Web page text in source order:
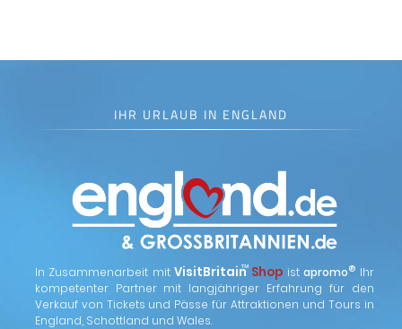
IHR URLAUB IN ENGLAND
In Zusammenarbeit mitVisitBritain
™ Shop istapromo® Ihr
kompetenter Partner mit langjähriger Erfahrung für den
Verkauf von Tickets und Pässe für Attraktionen und Tours in
England, Schottland und Wales.